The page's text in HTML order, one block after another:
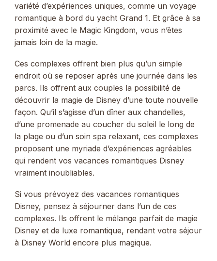
variété d’expériences uniques, comme un voyage
romantique à bord du yacht Grand 1. Et grâce à sa
proximité avec le Magic Kingdom, vous n’êtes
jamais loin de la magie.
Ces complexes offrent bien plus qu’un simple
endroit où se reposer après une journée dans les
parcs. Ils offrent aux couples la possibilité de
découvrir la magie de Disney d’une toute nouvelle
façon. Qu’il s’agisse d’un dîner aux chandelles,
d’une promenade au coucher du soleil le long de
la plage ou d’un soin spa relaxant, ces complexes
proposent une myriade d’expériences agréables
qui rendent vos vacances romantiques Disney
vraiment inoubliables.
Si vous prévoyez des vacances romantiques
Disney, pensez à séjourner dans l’un de ces
complexes. Ils offrent le mélange parfait de magie
Disney et de luxe romantique, rendant votre séjour
à Disney World encore plus magique.